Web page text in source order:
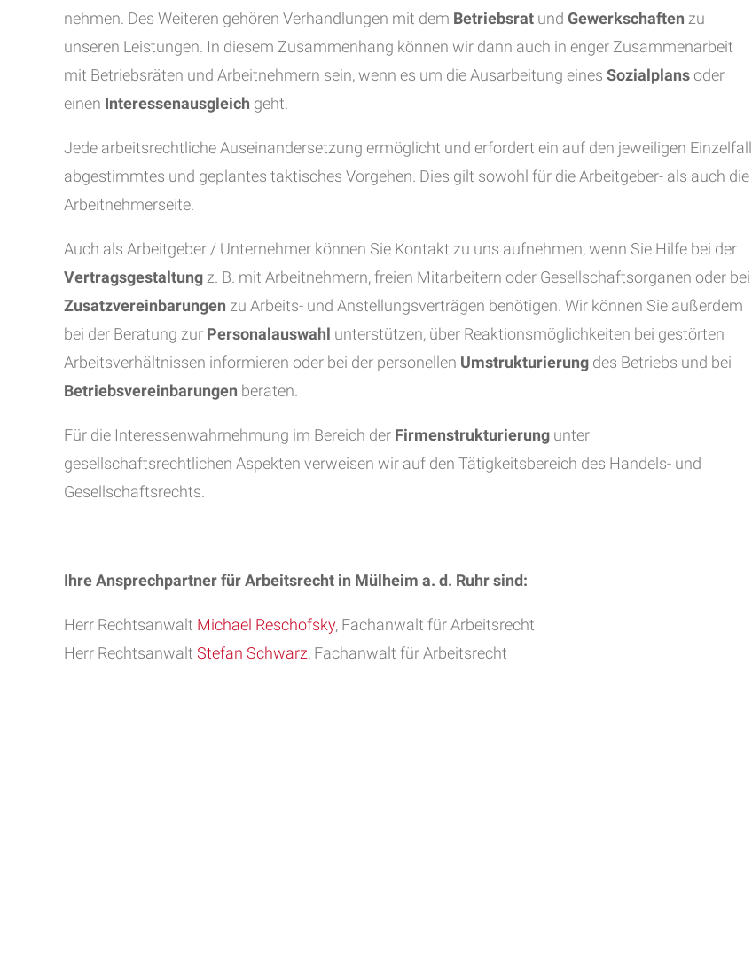
nehmen. Des Weiteren gehören Verhandlungen mit dem Betriebsrat und Gewerkschaften zu
unseren Leistungen. In diesem Zusammenhang können wir dann auch in enger Zusammenarbeit
mit Betriebsräten und Arbeitnehmern sein, wenn es um die Ausarbeitung eines Sozialplansoder
einen Interessenausgleich geht.
Jede arbeitsrechtliche Auseinandersetzung ermöglicht und erfordert ein auf den jeweiligen Einzelfall
abgestimmtes und geplantes taktisches Vorgehen. Dies gilt sowohl für die Arbeitgeber- als auch die
Arbeitnehmerseite.
Auch als Arbeitgeber / Unternehmer können Sie Kontakt zu uns aufnehmen, wenn Sie Hilfe bei der
Vertragsgestaltung z. B. mit Arbeitnehmern, freien Mitarbeitern oder Gesellschaftsorganen oder bei
Zusatzvereinbarungen zu Arbeits- und Anstellungsverträgen benötigen. Wir können Sie außerdem
bei der Beratung zur Personalauswahl unterstützen, über Reaktionsmöglichkeiten bei gestörten
Arbeitsverhältnissen informieren oder bei der personellen Umstrukturierung des Betriebs und bei
Betriebsvereinbarungen beraten.
Für die Interessenwahrnehmung im Bereich der Firmenstrukturierung unter
gesellschaftsrechtlichen Aspekten verweisen wir auf den Tätigkeitsbereich des Handels- und
Gesellschaftsrechts.
Ihre Ansprechpartner für Arbeitsrecht in Mülheim a. d. Ruhrsind:
Herr Rechtsanwalt Michael Reschofsky, Fachanwalt für Arbeitsrecht
Herr Rechtsanwalt Stefan Schwarz, Fachanwalt für Arbeitsrecht